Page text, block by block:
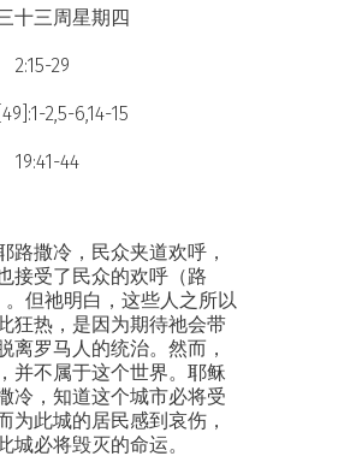
十三周星期四
29
2,5-6,14-15
44
路撒冷，民众夹道欢呼，
接受了民众的欢呼（路
。但祂明白，这些人之所以
狂热，是因为期待祂会带
离罗马人的统治。然而，
并不属于这个世界。耶稣
冷，知道这个城市必将受
为此城的居民感到哀伤，
城必将毁灭的命运。